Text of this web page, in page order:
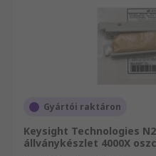
Gyártói raktáron
Keysight Technologies
állványkészlet 4000X